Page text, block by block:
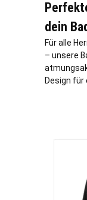
dein
Für alle
– unsere
Design für